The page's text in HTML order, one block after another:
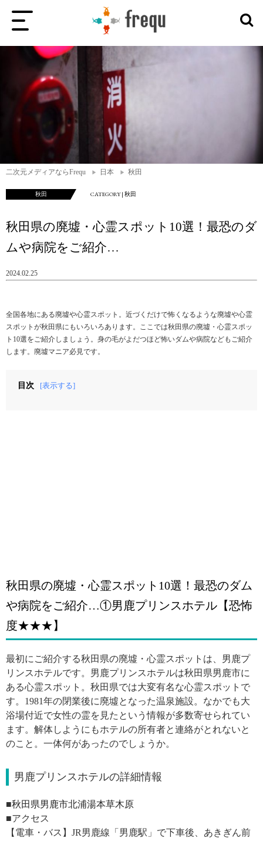
二次元メディアならFrequ 日本 秋田
秋田 CATEGORY | 秋田
秋田県の廃墟・心霊スポット10選！最恐のダ
ムや病院をご紹介…
2024.02.25
全国各地にある廃墟や心霊スポット。近づくだけで怖くなるような廃墟や心霊
スポットが秋田県にもいろいろあります。ここでは秋田県の廃墟・心霊スポッ
ト10選をご紹介しましょう。身の毛がよだつほど怖いダムや病院などもご紹介
します。廃墟マニア必見です。
目次 [表示する]
秋田県の廃墟・心霊スポット10選！最恐のダム
や病院をご紹介…①男鹿プリンスホテル【恐怖
度★★★】
最初にご紹介する秋田県の廃墟・心霊スポットは、男鹿プ
リンスホテルです。男鹿プリンスホテルは秋田県男鹿市に
ある心霊スポット。秋田県では大変有名な心霊スポットで
す。1981年の閉業後に廃墟となった温泉施設。なかでも大
浴場付近で女性の霊を見たという情報が多数寄せられてい
ます。解体しようにもホテルの所有者と連絡がとれないと
のこと。一体何があったのでしょうか。
男鹿プリンスホテルの詳細情報
■秋田県男鹿市北浦湯本草木原
■アクセス
【電車・バス】JR男鹿線「男鹿駅」で下車後、あきぎん前